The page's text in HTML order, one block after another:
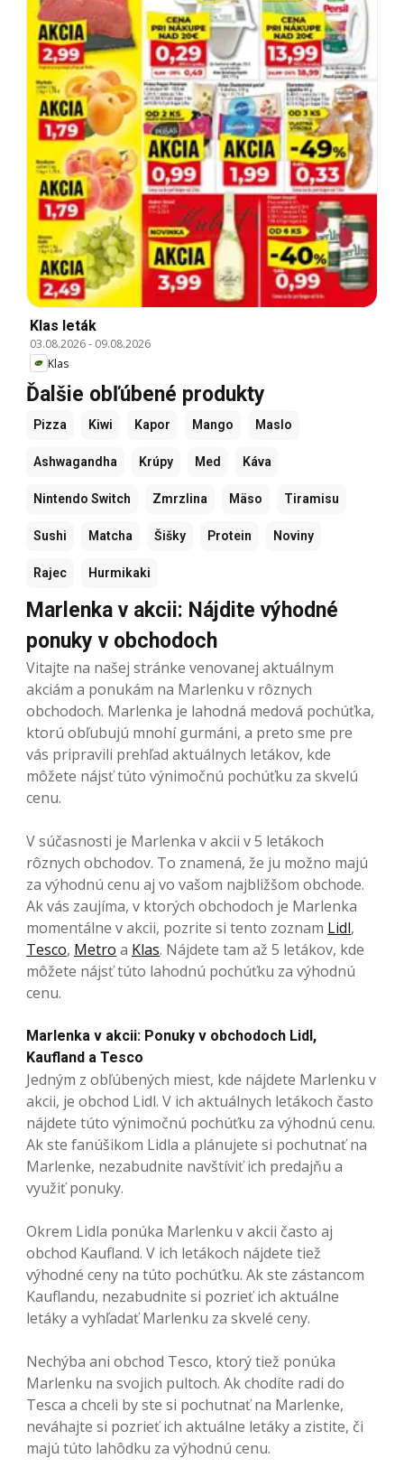
Klas leták
03.08.2026- 09.08.2026
Klas
Ďalšie obľúbené produkty
Pizza Kiwi Kapor Mango Maslo
Ashwagandha Krúpy Med Káva
Nintendo Switch Zmrzlina Mäso Tiramisu
Sushi Matcha Šišky Protein Noviny
Rajec Hurmikaki
Marlenka v akcii: Nájdite výhodné
ponuky v obchodoch
Vitajte na našej stránke venovanej aktuálnym
akciám a ponukám na Marlenku v rôznych
obchodoch. Marlenka je lahodná medová pochúťka,
ktorú obľubujú mnohí gurmáni, a preto sme pre
vás pripravili prehľad aktuálnych letákov, kde
môžete nájsť túto výnimočnú pochúťku za skvelú
cenu.
V súčasnosti je Marlenka v akcii v 5 letákoch
rôznych obchodov. To znamená, že ju možno majú
za výhodnú cenu aj vo vašom najbližšom obchode.
Ak vás zaujíma, v ktorých obchodoch je Marlenka
momentálne v akcii, pozrite si tento zoznam Lidl,
Tesco, Metro a Klas. Nájdete tam až 5 letákov, kde
môžete nájsť túto lahodnú pochúťku za výhodnú
cenu.
Marlenka v akcii: Ponuky v obchodoch Lidl,
Kaufland a Tesco
Jedným z obľúbených miest, kde nájdete Marlenku v
akcii, je obchod Lidl. V ich aktuálnych letákoch často
nájdete túto výnimočnú pochúťku za výhodnú cenu.
Ak ste fanúšikom Lidla a plánujete si pochutnať na
Marlenke, nezabudnite navštíviť ich predajňu a
využiť ponuky.
Okrem Lidla ponúka Marlenku v akcii často aj
obchod Kaufland. V ich letákoch nájdete tiež
výhodné ceny na túto pochúťku. Ak ste zástancom
Kauflandu, nezabudnite si pozrieť ich aktuálne
letáky a vyhľadať Marlenku za skvelé ceny.
Nechýba ani obchod Tesco, ktorý tiež ponúka
Marlenku na svojich pultoch. Ak chodíte radi do
Tesca a chceli by ste si pochutnať na Marlenke,
neváhajte si pozrieť ich aktuálne letáky a zistite, či
majú túto lahôdku za výhodnú cenu.